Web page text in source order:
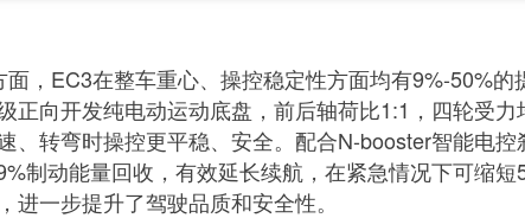
面，EC3在整车重心、操控稳定性方面均有9%-50%的
正向开发纯电动运动底盘，前后轴荷比1:1，四轮受力
、转弯时操控更平稳、安全。配合N-booster智能电控
制动能量回收，有效延长续航，在紧急情况下可缩短
进一步提升了驾驶品质和安全性。